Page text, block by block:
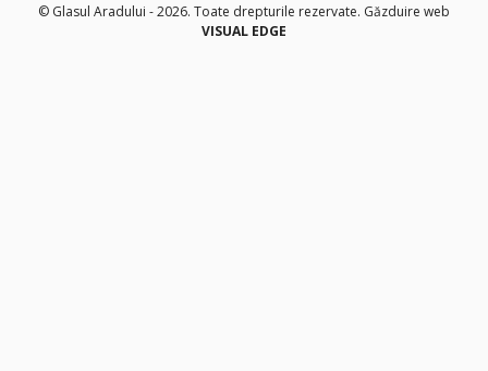
© Glasul Aradului - 2026. Toate drepturile rezervate. Găzduire web
VISUAL EDGE